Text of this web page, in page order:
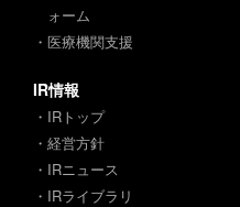
ォーム
・医療機関支援
IR情報
・IRトップ
・経営方針
・IRニュース
・IRライブラリ